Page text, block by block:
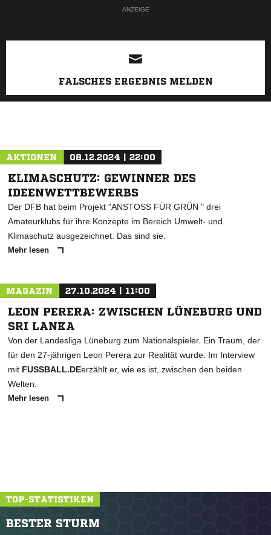
ANZEIGE
FALSCHES ERGEBNIS MELDEN
AKTIONEN 08.12.2024 | 22:00
KLIMASCHUTZ: GEWINNER DES
IDEENWETTBEWERBS
Der DFB hat beim Projekt "ANSTOSS FÜR GRÜN " drei
Amateurklubs für ihre Konzepte im Bereich Umwelt- und
Klimaschutz ausgezeichnet. Das sind sie.
Mehr lesen
MAGAZIN 27.10.2024 | 11:00
LEON PERERA: ZWISCHEN LÜNEBURG UND
SRI LANKA
Von der Landesliga Lüneburg zum Nationalspieler. Ein Traum, der
für den 27-jährigen Leon Perera zur Realität wurde. Im Interview
mit FUSSBALL.DEerzählt er, wie es ist, zwischen den beiden
Welten.
Mehr lesen
TOP-STATISTIKEN
BESTER STURM